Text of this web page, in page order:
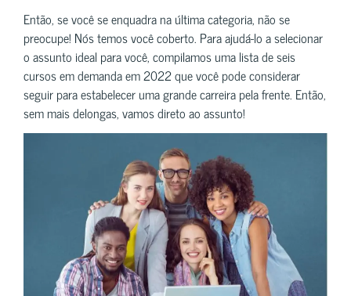
Então, se você se enquadra na última categoria, não se
preocupe! Nós temos você coberto. Para ajudá-lo a selecionar
o assunto ideal para você, compilamos uma lista de seis
cursos em demanda em 2022 que você pode considerar
seguir para estabelecer uma grande carreira pela frente. Então,
sem mais delongas, vamos direto ao assunto!